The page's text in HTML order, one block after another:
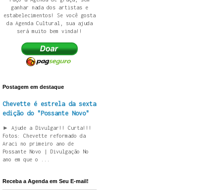
ganhar nada dos artistas e
estabelecimentos! Se você gosta
da Agenda Cultural, sua ajuda
será muito bem vinda!!
Postagem em destaque
Chevette é estrela da sexta
edição do "Possante Novo"
► Ajude a Divulgar!! Curta!!!
Fotos: Chevette reformado da
Araci no primeiro ano de
Possante Novo | Divulgação No
ano em que o ...
Receba a Agenda em Seu E-mail!